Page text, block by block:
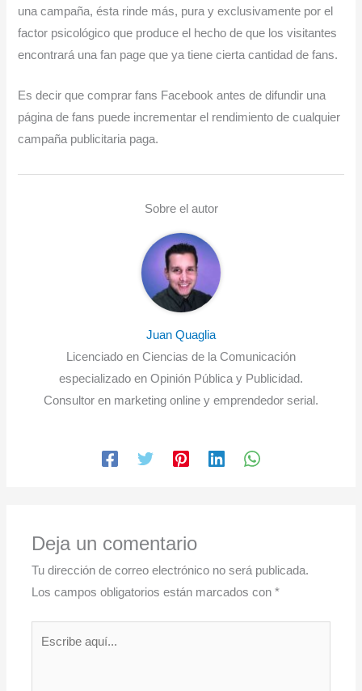
una campaña, ésta rinde más, pura y exclusivamente por el
factor psicológico que produce el hecho de que los visitantes
encontrará una fan page que ya tiene cierta cantidad de fans.
Es decir que comprar fans Facebook antes de difundir una
página de fans puede incrementar el rendimiento de cualquier
campaña publicitaria paga.
Sobre el autor
Juan Quaglia
Licenciado en Ciencias de la Comunicación
especializado en Opinión Pública y Publicidad.
Consultor en marketing online y emprendedor serial.
Deja un comentario
Tu dirección de correo electrónico no será publicada.
Los campos obligatorios están marcados con*